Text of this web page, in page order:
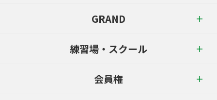
GRAND
練習場・スクール
会員権